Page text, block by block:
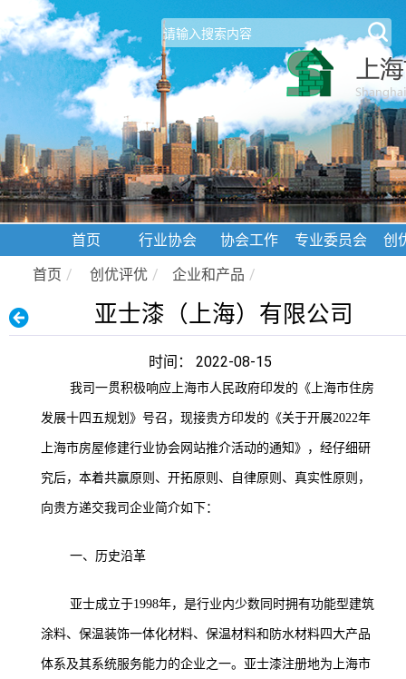
首页 行业协会 协会工作 专业委员会
创
首页 / 创优评优 / 企业和产品 /
亚士漆（上海）有限公司
时间： 2022-08-15
我司一贯积极响应上海市人民政府印发的《上海市住房
发展十四五规划》号召，现接贵方印发的《关于开展2022年
上海市房屋修建行业协会网站推介活动的通知》，经仔细研
究后，本着共赢原则、开拓原则、自律原则、真实性原则，
向贵方递交我司企业简介如下：
一、历史沿革
亚士成立于1998年，是行业内少数同时拥有功能型建筑
涂料、保温装饰一体化材料、保温材料和防水材料四大产品
体系及其系统服务能力的企业之一。亚士漆注册地为上海市